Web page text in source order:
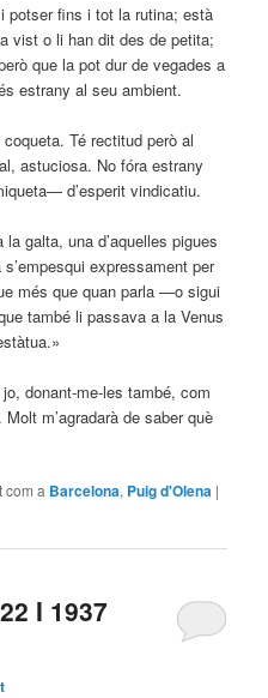
potser fins i tot la rutina; està
vist o li han dit des de petita;
que la pot dur de vegades a
estrany al seu ambient.
Té rectitud però al
astuciosa. No fóra estrany
d’esperit vindicatiu.
galta, una d’aquelles pigues
expressament per
més que quan parla —o sigui
també li passava a la Venus
donant-me-les també, com
m’agradarà de saber què
com a Barcelona, Puig d'Olena |
I 1937
t